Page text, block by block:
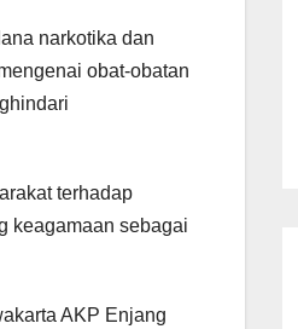
narkotika dan
obat-obatan
terhadap
keagamaan sebagai
AKP Enjang